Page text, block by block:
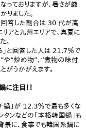
っておりますが、暑さが厳
りました。
答した割合は 30 代が高
リアと九州エリアで、真夏に
。
」と回答した人は 21.7％で
”や“炒め物”、“煮物の味付
がうかがえます。
注目！！
鍋」が 12.3％で最も多くな
タンなどの「本格韓国鍋」も
景に、食事でも韓国系鍋に